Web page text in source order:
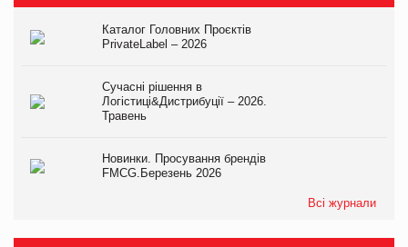
Каталог Головних Проєктів
PrivateLabel – 2026
Сучасні рішення в
Логістиці&Дистрибуції – 2026.
Травень
Новинки. Просування брендів
FMCG.Березень 2026
Всі журнали